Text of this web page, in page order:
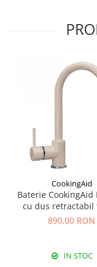
CookingAid
Baterie CookingAid
cu dus retractabil
granit Bej
890,00 RON
IN STOC